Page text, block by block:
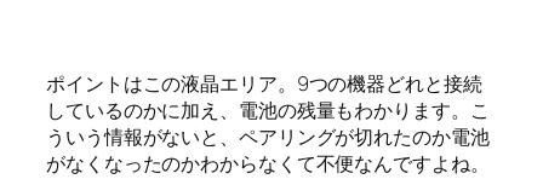
ポイントはこの液晶エリア。9つの機器どれと接続
しているのかに加え、電池の残量もわかります。こ
ういう情報がないと、ペアリングが切れたのか電池
がなくなったのかわからなくて不便なんですよね。